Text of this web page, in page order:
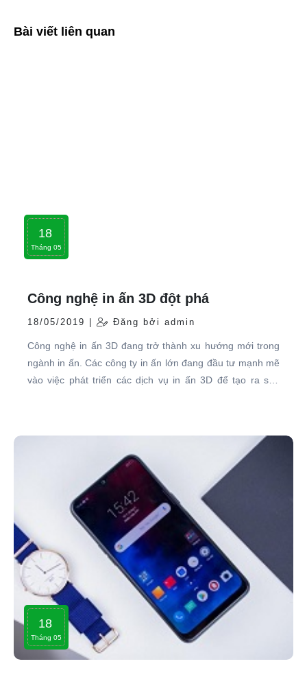
Bài viết liên quan
18
Tháng 05
Công nghệ in ấn 3D đột phá
18/05/2019 | Đăng bởi admin
Công nghệ in ấn 3D đang trở thành xu hướng mới trong
ngành in ấn. Các công ty in ấn lớn đang đầu tư mạnh mẽ
vào việc phát triển các dịch vụ in ấn 3D để tạo ra sản
18
Tháng 05